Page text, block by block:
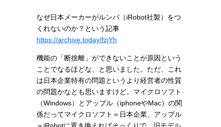
なぜ日本メーカーがルンバ（iRobot社製）をつ
くれないのか？という記事
https://archive.today/fzjYh
機能の「断捨離」ができないことが原因という
ことでなるほどな、と思いました。ただ、これ
は日本企業特有の問題というより経営者の性質
の問題かなとも思いますけど。マイクロソフト
（Windows）とアップル（iphoneやMac）の関
係だってマイクロソフト＝日本企業、アップル